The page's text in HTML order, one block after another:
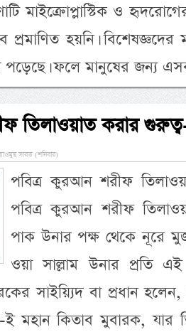
মাইক্রোপ্লাস্টিক ও
প্রমাণিত হয়নি।
পড়েছে। ফলে মানুষের জন্য
তিলাওয়াত করার
সাবত (শনিবার)
পবিত্র কুরআন শরীফ
পবিত্র কুরআন শরীফ
পাক উনার পক্ষ থেকে নূরে
ওয়া সাল্লাম উনার প্রতি
সাইয়্যিদ বা প্রধান
কিতাব মুবারক, যার